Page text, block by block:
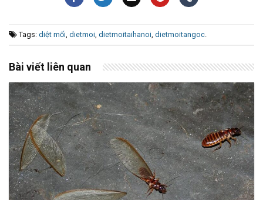
Tags: diệt mối dietmoi dietmoitaihanoi dietmoitangoc
Bài viết liên quan